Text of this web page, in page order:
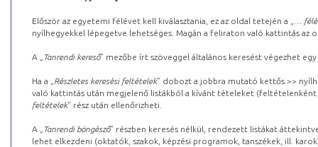
Először az egyetemi félévet kell kiválasztania, ez az oldal tetején a „
…
nyílhegyekkel lépegetve lehetséges. Magán a feliraton való kattintás az
A „ Tanrendi kereső” mezőbe írt szöveggel általános keresést végezhet
Ha a „ Részletes keresési feltételek” dobozt a jobbra mutató kettős >>
való kattintás után megjelenő listákból a kívánt tételeket (feltételenként
feltételek” rész után ellenőrizheti.
A „ Tanrendi böngésző” részben keresés nélkül, rendezett listákat
lehet elkezdeni (oktatók, szakok, képzési programok, tanszékek, ill.